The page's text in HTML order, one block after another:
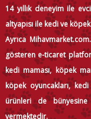
14 yıllık deneyim ile
altyapısı ile kedi ve
Ayrıca
gösteren e-ticaret
kedi maması, köpek
köpek oyuncakları,
ürünleri de bünyesine
vermektedir.